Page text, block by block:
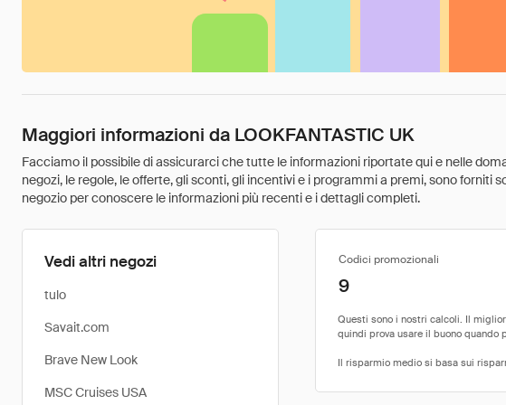
Maggiori informazioni da LOOKFANTASTIC UK
Facciamo il possibile di assicurarci che tutte le informazioni riportate qui e nelle
negozi, le regole, le offerte, gli sconti, gli incentivi e i programmi a premi, sono
negozio per conoscere le informazioni più recenti e i dettagli completi.
Vedi altri negozi
tulo
Savait.com
Brave New Look
MSC Cruises USA
Codici promozionali
9